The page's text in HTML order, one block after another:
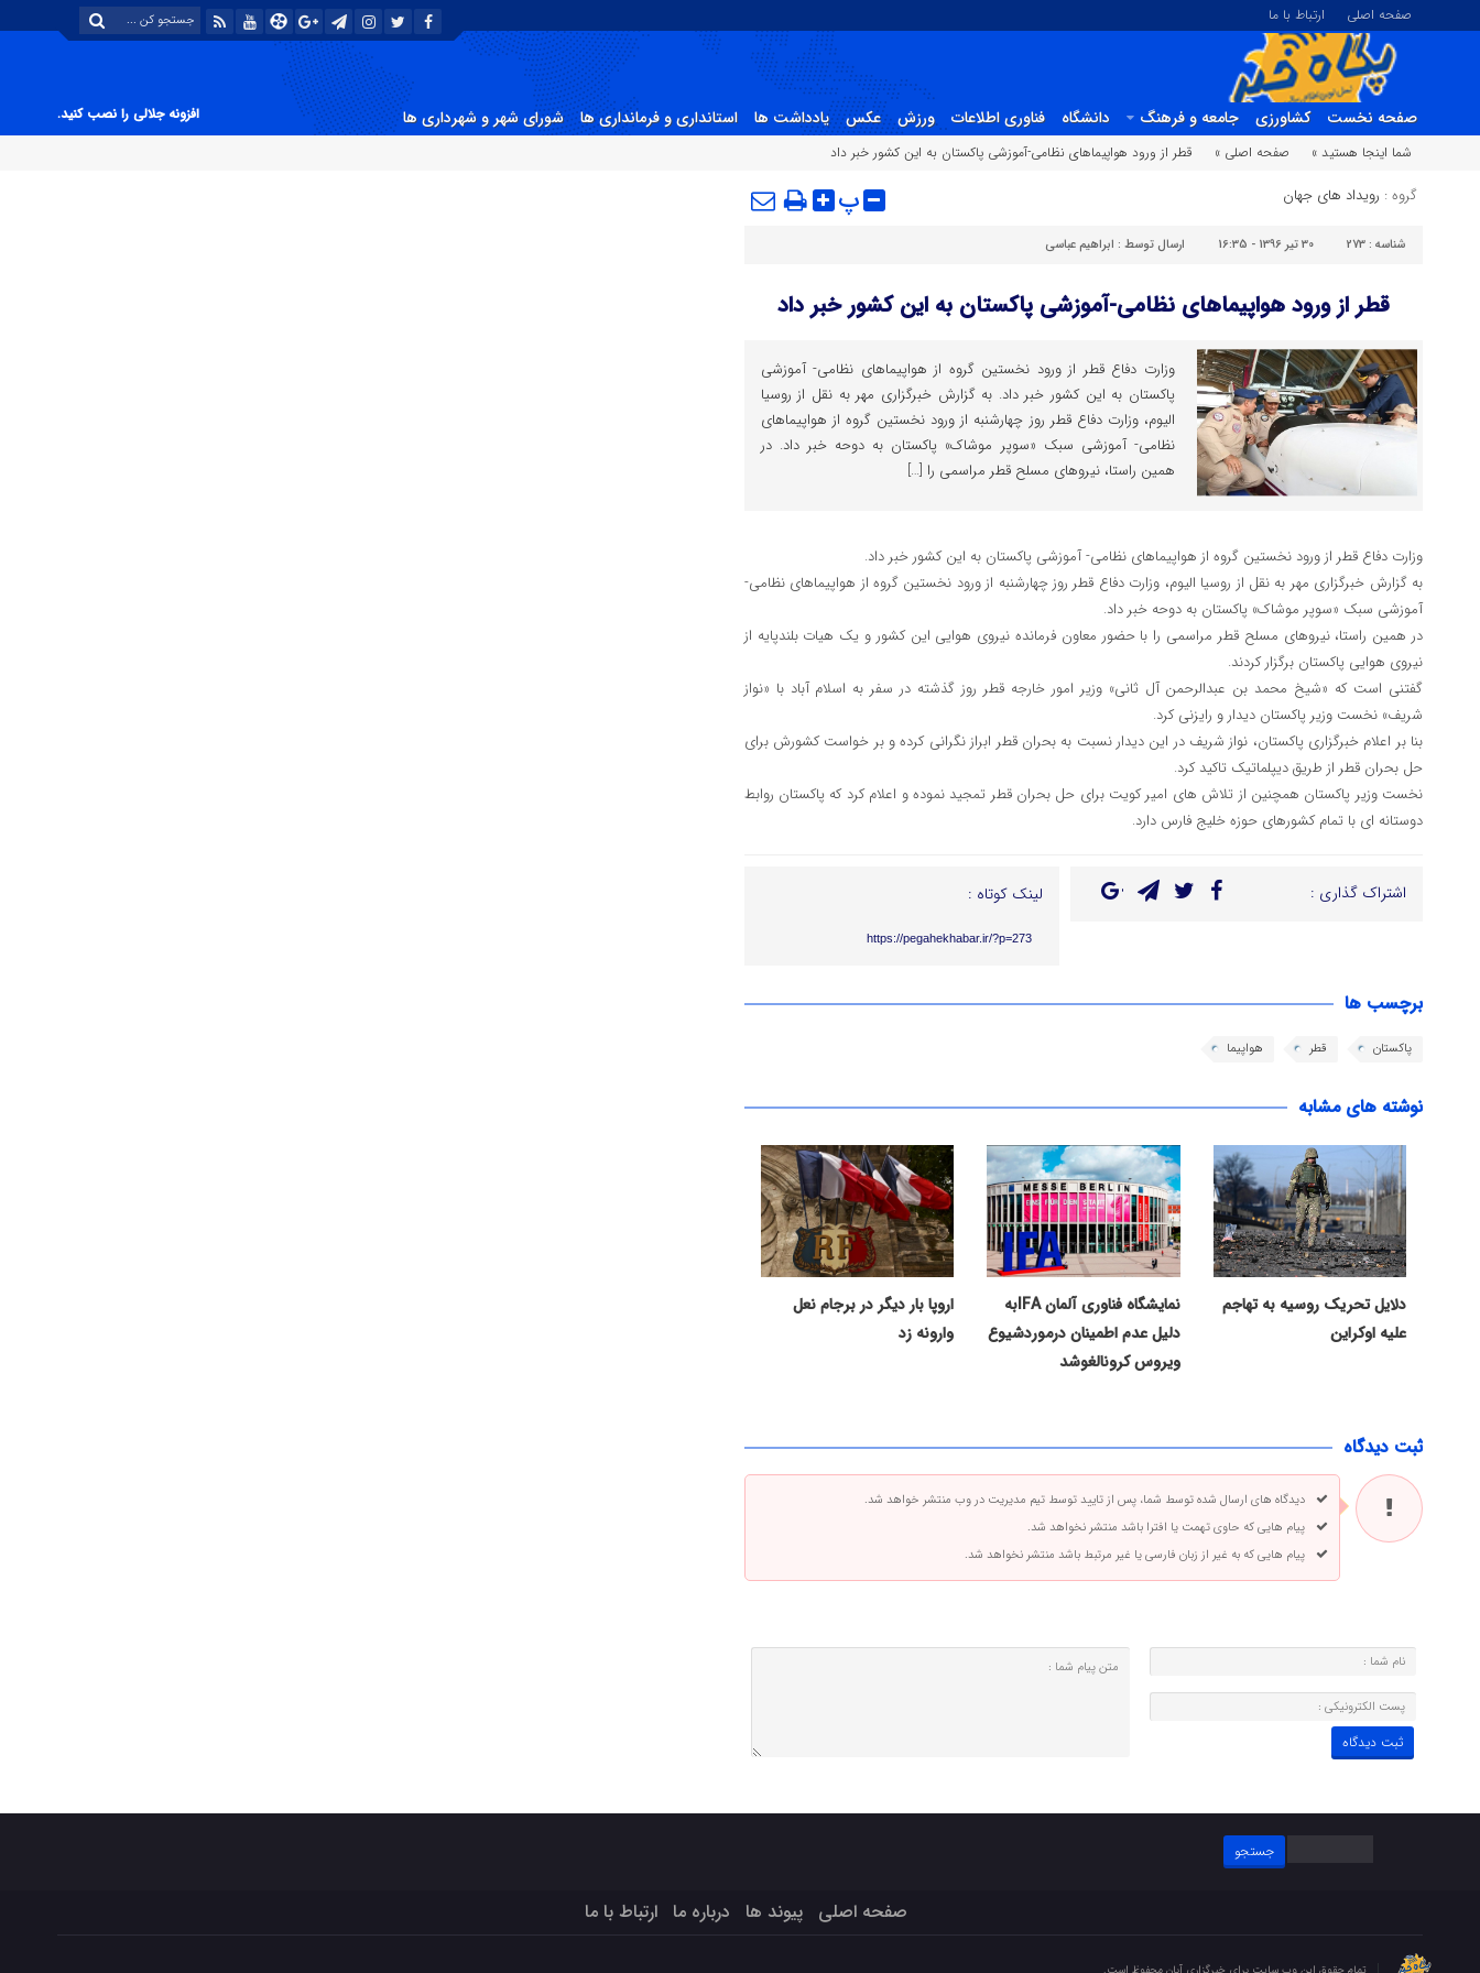
صفحه اصلی ارتباط با ما
صفحه نخست کشاورزی جامعه و فرهنگ دانشگاه فناوری اطلاعات ورزش عکس یادداشت ها استانداری و فرمانداری ها شورای شهر و شهرداری ها
افزونه جلالی را نصب کنید.
شما اینجا هستید »
صفحه اصلی » قطر از ورود هواپیماهای نظامی-آموزشی پاکستان به این کشور خبر داد
گروه : رویداد های جهان پ
شناسه : 273 30 تیر 1396 - 16:35 ارسال توسط : ابراهیم عباسی
قطر از ورود هواپیماهای نظامی-آموزشی پاکستان به این کشور خبر داد
وزارت دفاع قطر از ورود نخستین گروه از هواپیماهای نظامی- آموزشی
پاکستان به این کشور خبر داد. به گزارش خبرگزاری مهر به نقل از روسیا
الیوم، وزارت دفاع قطر روز چهارشنبه از ورود نخستین گروه از هواپیماهای
نظامی- آموزشی سبک «سوپر موشاک» پاکستان به دوحه خبر داد. در
همین راستا، نیروهای مسلح قطر مراسمی را […]
وزارت دفاع قطر از ورود نخستین گروه از هواپیماهای نظامی- آموزشی پاکستان به این کشور خبر داد.
به گزارش خبرگزاری مهر به نقل از روسیا الیوم، وزارت دفاع قطر روز چهارشنبه از ورود نخستین گروه از هواپیماهای نظامی-
آموزشی سبک «سوپر موشاک» پاکستان به دوحه خبر داد.
در همین راستا، نیروهای مسلح قطر مراسمی را با حضور معاون فرمانده نیروی هوایی این کشور و یک هیات بلندپایه از
نیروی هوایی پاکستان برگزار کردند.
گفتنی است که «شیخ محمد بن عبدالرحمن آل ثانی» وزیر امور خارجه قطر روز گذشته در سفر به اسلام آباد با «نواز
شریف» نخست وزیر پاکستان دیدار و رایزنی کرد.
بنا بر اعلام خبرگزاری پاکستان، نواز شریف در این دیدار نسبت به بحران قطر ابراز نگرانی کرده و بر خواست کشورش برای
حل بحران قطر از طریق دیپلماتیک تاکید کرد.
نخست وزیر پاکستان همچنین از تلاش های امیر کویت برای حل بحران قطر تمجید نموده و اعلام کرد که پاکستان روابط
دوستانه ای با تمام کشورهای حوزه خلیج فارس دارد.
اشتراک گذاری : لینک کوتاه :
https://pegahekhabar.ir/?p=273
برچسب ها
پاکستان قطر هواپیما
نوشته های مشابه
دلایل تحریک روسیه به تهاجم
علیه اوکراین
نمایشگاه فناوری آلمان IFAبه
دلیل عدم اطمینان درموردشیوع
ویروس کرونالغوشد
اروپا بار دیگر در برجام نعل
وارونه زد
ثبت دیدگاه
دیدگاه های ارسال شده توسط شما، پس از تایید توسط تیم مدیریت در وب منتشر خواهد شد.
پیام هایی که حاوی تهمت یا افترا باشد منتشر نخواهد شد.
پیام هایی که به غیر از زبان فارسی یا غیر مرتبط باشد منتشر نخواهد شد.
جستجو
برای:
صفحه اصلی پیوند ها درباره ما ارتباط با ما